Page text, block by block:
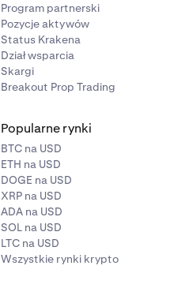
Program partnerski
Pozycje aktywów
Status Krakena
Dział wsparcia
Skargi
Breakout Prop Trading
Popularne rynki
BTC na USD
ETH na USD
DOGE na USD
XRP na USD
ADA na USD
SOL na USD
LTC na USD
Wszystkie rynki krypto